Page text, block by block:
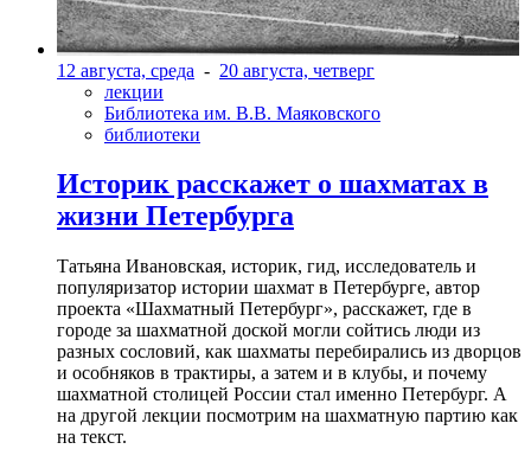
12 августа, среда - 20 августа, четверг
лекции
Библиотека им. В.В. Маяковского
библиотеки
Историк расскажет о шахматах в
жизни Петербурга
Татьяна Ивановская, историк, гид, исследователь и
популяризатор истории шахмат в Петербурге, автор
проекта «Шахматный Петербург», расскажет, где в
городе за шахматной доской могли сойтись люди из
разных сословий, как шахматы перебирались из дворцов
и особняков в трактиры, а затем и в клубы, и почему
шахматной столицей России стал именно Петербург. А
на другой лекции посмотрим на шахматную партию как
на текст.